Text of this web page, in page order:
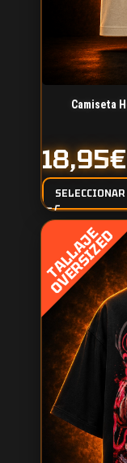
Camiseta
18,95€
T
A
L
L
A
J
E
O
V
E
R
S
I
Z
E
D